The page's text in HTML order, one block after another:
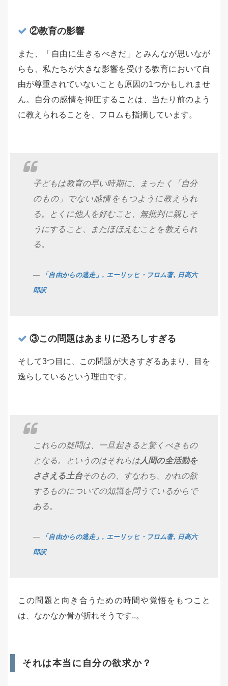
②教育の影響
また、「自由に生きるべきだ」とみんなが思いなが
らも、私たちが大きな影響を受ける教育において自
由が尊重されていないことも原因の1つかもしれませ
ん。自分の感情を抑圧することは、当たり前のよう
に教えられることを、フロムも指摘しています。
子どもは教育の早い時期に、まったく「自分
のもの」でない感情をもつように教えられ
る。とくに他人を好むこと、無批判に親しそ
うにすること、またほほえむことを教えられ
る。
「自由からの逃走」, エーリッヒ・フロム著, 日高六
郎訳
③この問題はあまりに恐ろしすぎる
そして3つ目に、この問題が大きすぎるあまり、目を
逸らしているという理由です。
これらの疑問は、一旦起きると驚くべきもの
となる。というのはそれらは人間の全活動を
ささえる土台そのもの、すなわち、かれの欲
するものについての知識を問うているからで
ある。
「自由からの逃走」, エーリッヒ・フロム著, 日高六
郎訳
この問題と向き合うための時間や覚悟をもつこと
は、なかなか骨が折れそうです..。
それは本当に自分の欲求か？